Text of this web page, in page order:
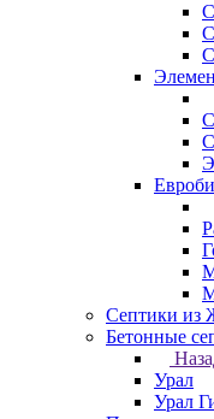
Септики из
Бетонные
Урал
Урал